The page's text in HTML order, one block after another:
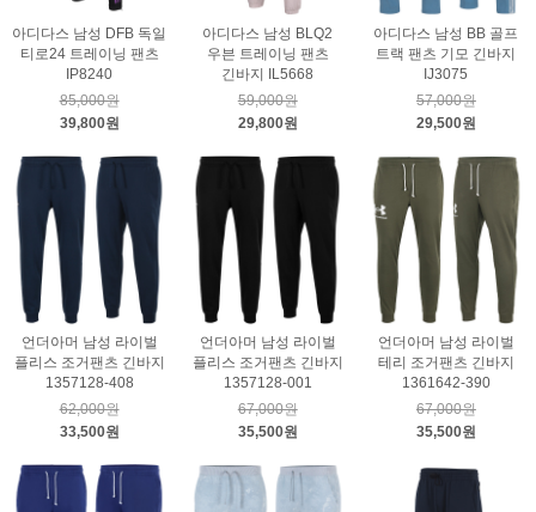
아디다스 남성 DFB 독일
티로24 트레이닝 팬츠
IP8240
85,000원
39,800원
아디다스 남성 BLQ2
우븐 트레이닝 팬츠
긴바지 IL5668
59,000원
29,800원
아디다스 남성 BB 골프
트랙 팬츠 기모 긴바지
IJ3075
57,000원
29,500원
언더아머 남성 라이벌
플리스 조거팬츠 긴바지
1357128-408
62,000원
33,500원
언더아머 남성 라이벌
플리스 조거팬츠 긴바지
1357128-001
67,000원
35,500원
언더아머 남성 라이벌
테리 조거팬츠 긴바지
1361642-390
67,000원
35,500원